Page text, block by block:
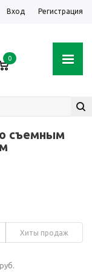
Вход Регистрация
0
съемным
Хиты продаж